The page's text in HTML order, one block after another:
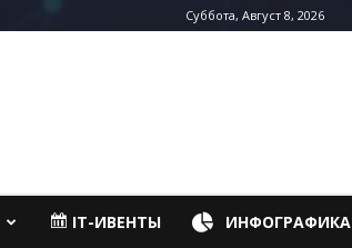
Суббота, Август 8, 2026
IT-ИВЕНТЫ ИНФОГРАФИКА